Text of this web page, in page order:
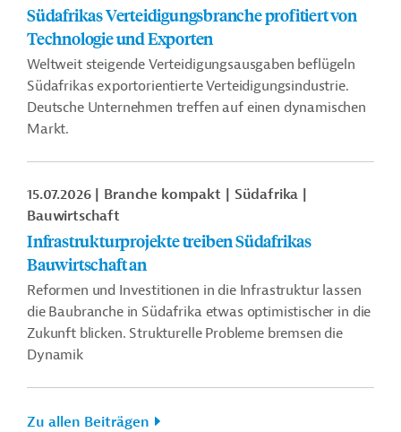
Südafrikas Verteidigungsbranche profitiert von
Technologie und Exporten
Weltweit steigende Verteidigungsausgaben beflügeln
Südafrikas exportorientierte Verteidigungsindustrie.
Deutsche Unternehmen treffen auf einen dynamischen
Markt.
15.07.2026 Branche kompakt
Südafrika
Bauwirtschaft
Infrastrukturprojekte treiben Südafrikas
Bauwirtschaft an
Reformen und Investitionen in die Infrastruktur lassen
die Baubranche in Südafrika etwas optimistischer in die
Zukunft blicken. Strukturelle Probleme bremsen die
Dynamik
Zu allen Beiträgen